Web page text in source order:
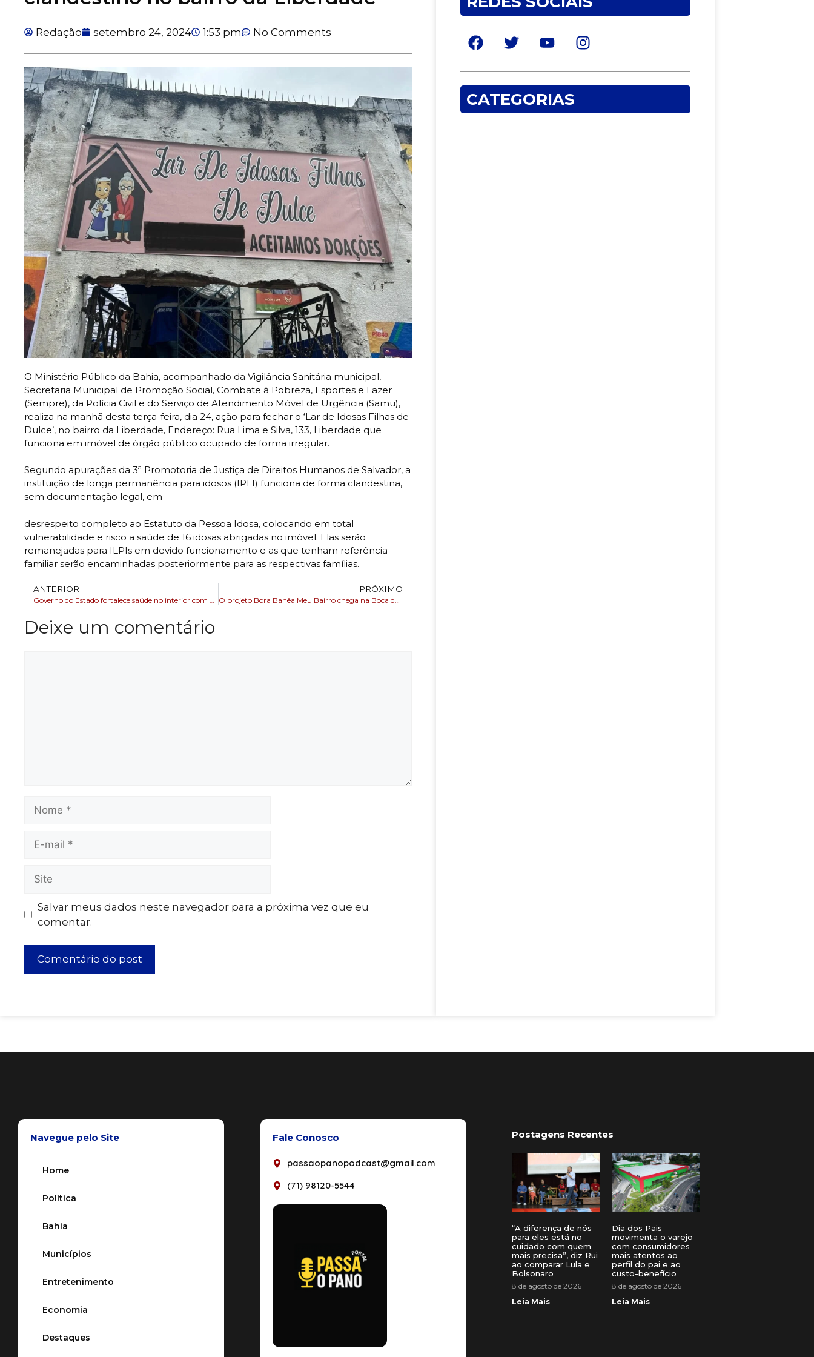
Redação setembro 24, 2024 1:53 pm No Comments
O Ministério Público da Bahia, acompanhado da Vigilância Sanitária municipal,
Secretaria Municipal de Promoção Social, Combate à Pobreza, Esportes e Lazer
(Sempre), da Polícia Civil e do Serviço de Atendimento Móvel de Urgência (Samu),
realiza na manhã desta terça-feira, dia 24, ação para fechar o ‘Lar de Idosas Filhas de
Dulce’, no bairro da Liberdade, Endereço: Rua Lima e Silva, 133, Liberdade que
funciona em imóvel de órgão público ocupado de forma irregular.
Segundo apurações da 3ª Promotoria de Justiça de Direitos Humanos de Salvador, a
instituição de longa permanência para idosos (IPLI) funciona de forma clandestina,
sem documentação legal, em
desrespeito completo ao Estatuto da Pessoa Idosa, colocando em total
vulnerabilidade e risco a saúde de 16 idosas abrigadas no imóvel. Elas serão
remanejadas para ILPIs em devido funcionamento e as que tenham referência
familiar serão encaminhadas posteriormente para as respectivas famílias.
ANTERIOR PRÓXIMO
Deixe um comentário
Salvar meus dados neste navegador para a próxima vez que eu
comentar.
CATEGORIAS
Navegue pelo Site
Home
Política
Bahia
Municípios
Entretenimento
Economia
Destaques
Fale Conosco
passaopanopodcast@gmail.com
(71) 98120-5544
Postagens Recentes
“A diferença de nós
para eles está no
cuidado com quem
mais precisa”, diz Rui
ao comparar Lula e
Bolsonaro
8 de agosto de 2026
Leia Mais
Dia dos Pais
movimenta o varejo
com consumidores
mais atentos ao
perfil do pai e ao
custo-benefício
8 de agosto de 2026
Leia Mais